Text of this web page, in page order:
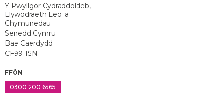
Y Pwyllgor Cydraddoldeb,
Llywodraeth Leol a
Chymunedau
Senedd Cymru
Bae Caerdydd
CF99 1SN
FFÔN
0300 200 6565